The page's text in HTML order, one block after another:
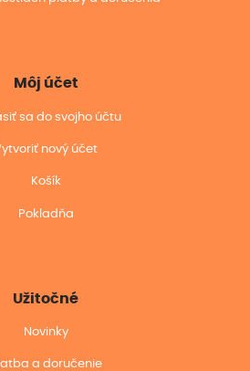
Môj účet
sa do svojho účtu
nový účet
Košík
Pokladňa
Užitočné
Novinky
a doručenie